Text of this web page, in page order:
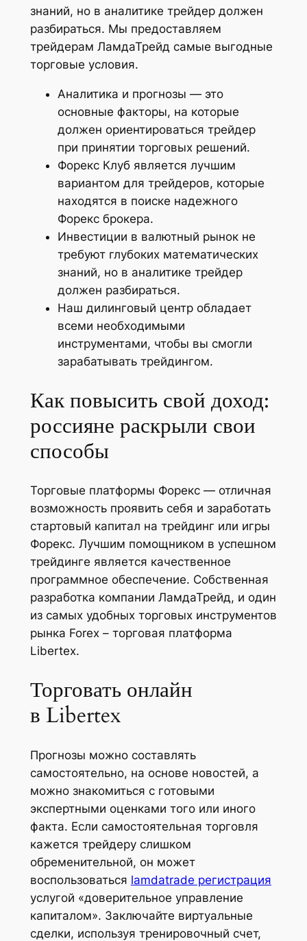
знаний, но в аналитике трейдер должен
разбираться. Мы предоставляем
трейдерам ЛамдаТрейд самые выгодные
торговые условия.
Аналитика и прогнозы — это
основные факторы, на которые
должен ориентироваться трейдер
при принятии торговых решений.
Форекс Клуб является лучшим
вариантом для трейдеров, которые
находятся в поиске надежного
Форекс брокера.
Инвестиции в валютный рынок не
требуют глубоких математических
знаний, но в аналитике трейдер
должен разбираться.
Наш дилинговый центр обладает
всеми необходимыми
инструментами, чтобы вы смогли
зарабатывать трейдингом.
Как повысить свой доход:
россияне раскрыли свои
способы
Торговые платформы Форекс — отличная
возможность проявить себя и заработать
стартовый капитал на трейдинг или игры
Форекс. Лучшим помощником в успешном
трейдинге является качественное
программное обеспечение. Собственная
разработка компании ЛамдаТрейд, и один
из самых удобных торговых инструментов
рынка Forex – торговая платформа
Libertex.
Торговать онлайн
в Libertex
Прогнозы можно составлять
самостоятельно, на основе новостей, а
можно знакомиться с готовыми
экспертными оценками того или иного
факта. Если самостоятельная торговля
кажется трейдеру слишком
обременительной, он может
воспользоваться lamdatrade регистрация
услугой «доверительное управление
капиталом». Заключайте виртуальные
сделки, используя тренировочный счет,